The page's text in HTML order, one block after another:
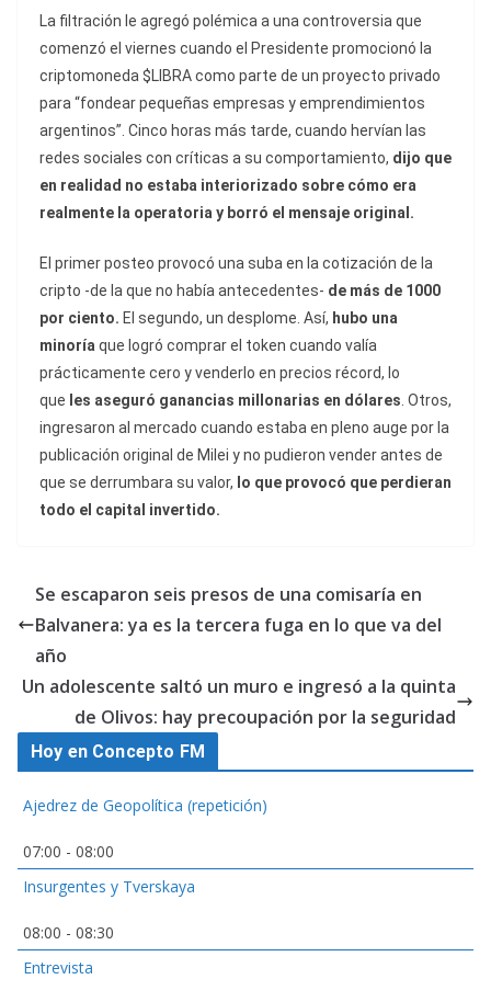
La filtración le agregó polémica a una controversia que
comenzó el viernes cuando el Presidente promocionó la
criptomoneda $LIBRA como parte de un proyecto privado
para “fondear pequeñas empresas y emprendimientos
argentinos”. Cinco horas más tarde, cuando hervían las
redes sociales con críticas a su comportamiento, dijo que
en realidad no estaba interiorizado sobre cómo era
realmente la operatoria y borró el mensaje original.
El primer posteo provocó una suba en la cotización de la
cripto -de la que no había antecedentes- de más de 1000
por ciento. El segundo, un desplome. Así, hubo una
minoríaque logró comprar el token cuando valía
prácticamente cero y venderlo en precios récord, lo
que les aseguró ganancias millonarias en dólares. Otros,
ingresaron al mercado cuando estaba en pleno auge por la
publicación original de Milei y no pudieron vender antes de
que se derrumbara su valor, lo que provocó que perdieran
todo el capital invertido.
Se escaparon seis presos de una comisaría en
Balvanera: ya es la tercera fuga en lo que va del
año
Un adolescente saltó un muro e ingresó a la quinta
de Olivos: hay precoupación por la seguridad
Hoy en Concepto FM
Ajedrez de Geopolítica (repetición)
07:00 - 08:00
Insurgentes y Tverskaya
08:00 - 08:30
Entrevista